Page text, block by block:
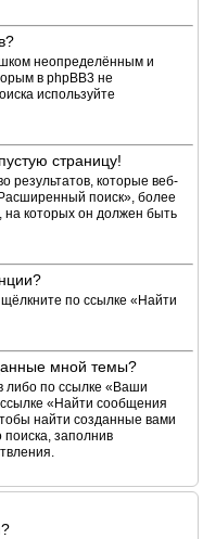
неопределённым и
в phpBB3 не
используйте
страницу!
результатов, которые веб-
поиск», более
на которых он должен быть
по ссылке «Найти
мной темы?
либо по ссылке «Ваши
«Найти сообщения
найти созданные вами
заполнив